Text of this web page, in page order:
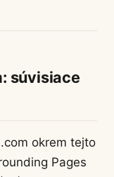
súvisiace
okrem tejto
Pages